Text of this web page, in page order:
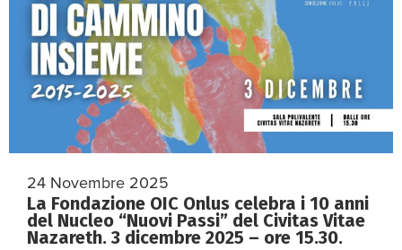
24 Novembre 2025
La Fondazione OIC Onlus celebra i 10 anni
del Nucleo “Nuovi Passi” del Civitas Vitae
Nazareth. 3 dicembre 2025 – ore 15.30.